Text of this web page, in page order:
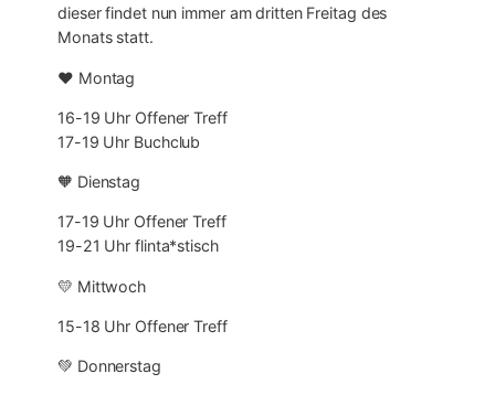
dieser findet nun immer am dritten Freitag des
Monats statt.
❤️ Montag
16-19 Uhr Offener Treff
17-19 Uhr Buchclub
🧡 Dienstag
17-19 Uhr Offener Treff
19-21 Uhr flinta*stisch
💛 Mittwoch
15-18 Uhr Offener Treff
💚 Donnerstag